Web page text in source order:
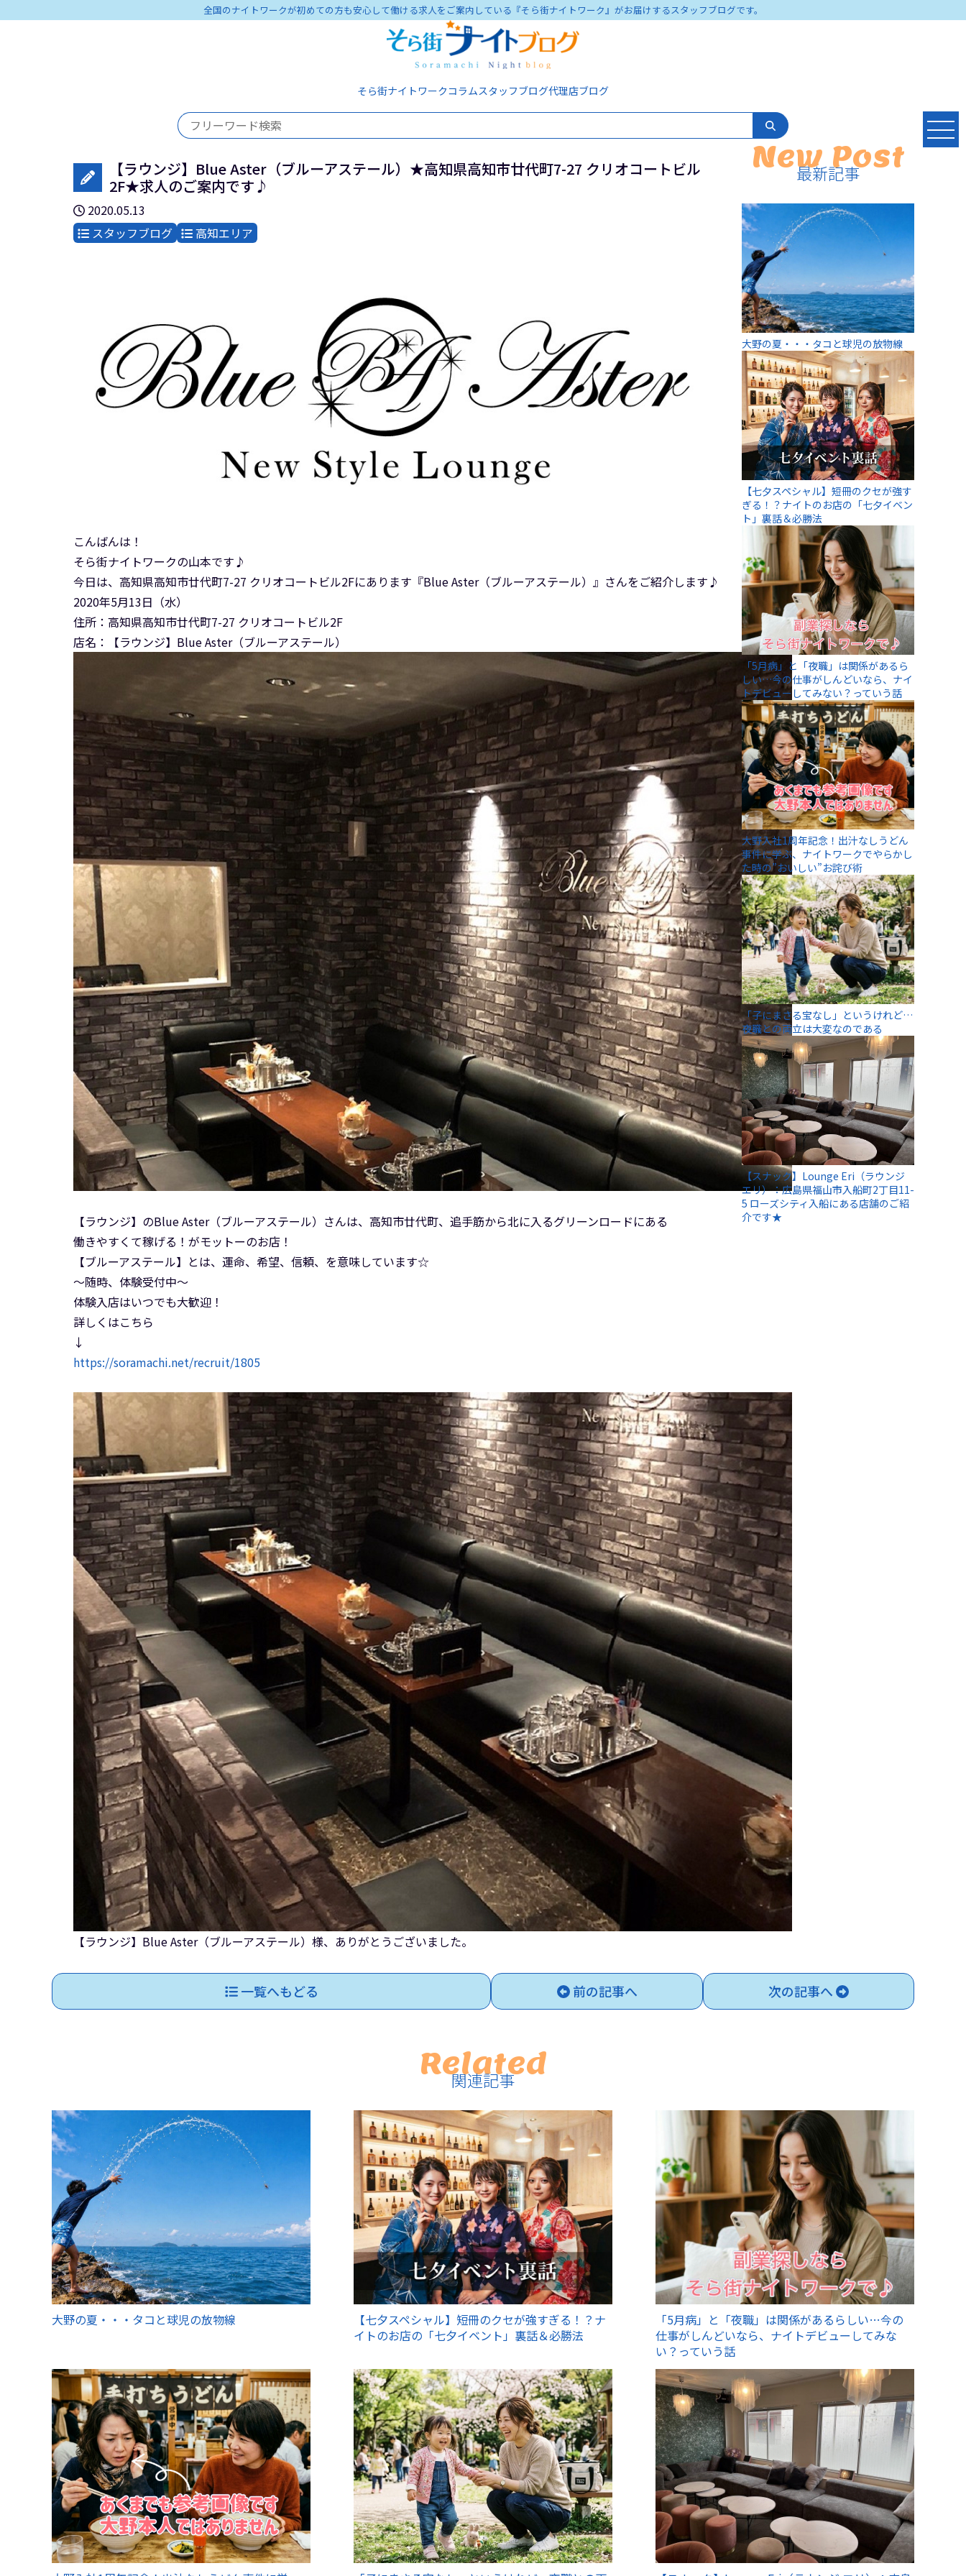
全国のナイトワークが初めての方も安心して働ける求人をご案内している『そら街ナイトワーク』がお届けするスタッフブログです。
そら街ナイトワークコラムスタッフブログ代理店ブログ
【ラウンジ】Blue Aster（ブルーアステール）★高知県高知市廿代町7-27 クリオコートビル
2F★求人のご案内です♪
2020.05.13
スタッフブログ
高知エリア
こんばんは！
そら街ナイトワークの山本です♪
今日は、高知県高知市廿代町7-27 クリオコートビル2Fにあります『Blue Aster（ブルーアステール）』さんをご紹介します♪
2020年5月13日（水）
住所：高知県高知市廿代町7-27 クリオコートビル2F
店名：【ラウンジ】Blue Aster（ブルーアステール）
【ラウンジ】のBlue Aster（ブルーアステール）さんは、高知市廿代町、追手筋から北に入るグリーンロードにある
働きやすくて稼げる！がモットーのお店！
【ブルーアステール】とは、運命、希望、信頼、を意味しています☆
～随時、体験受付中～
体験入店はいつでも大歓迎！
詳しくはこちら
↓
https://soramachi.net/recruit/1805
【ラウンジ】Blue Aster（ブルーアステール）様、ありがとうございました。
New Post
最新記事
大野の夏・・・タコと球児の放物線
【七夕スペシャル】短冊のクセが強す
ぎる！？ナイトのお店の「七夕イベン
ト」裏話＆必勝法
「5月病」と「夜職」は関係があるら
しい…今の仕事がしんどいなら、ナイ
トデビューしてみない？っていう話
大野入社1周年記念！出汁なしうどん
事件に学ぶ、ナイトワークでやらかし
た時の”おいしい”お詫び術
「子にまさる宝なし」というけれど…
夜職との両立は大変なのである
【スナック】Lounge Eri（ラウンジ
エリ）：広島県福山市入船町2丁目11-
5 ローズシティ入船にある店舗のご紹
介です★
一覧へもどる 前の記事へ 次の記事へ
Related
関連記事
大野の夏・・・タコと球児の放物線
【七夕スペシャル】短冊のクセが強すぎる！？ナ
イトのお店の「七夕イベント」裏話＆必勝法
「5月病」と「夜職」は関係があるらしい…今の
仕事がしんどいなら、ナイトデビューしてみな
い？っていう話